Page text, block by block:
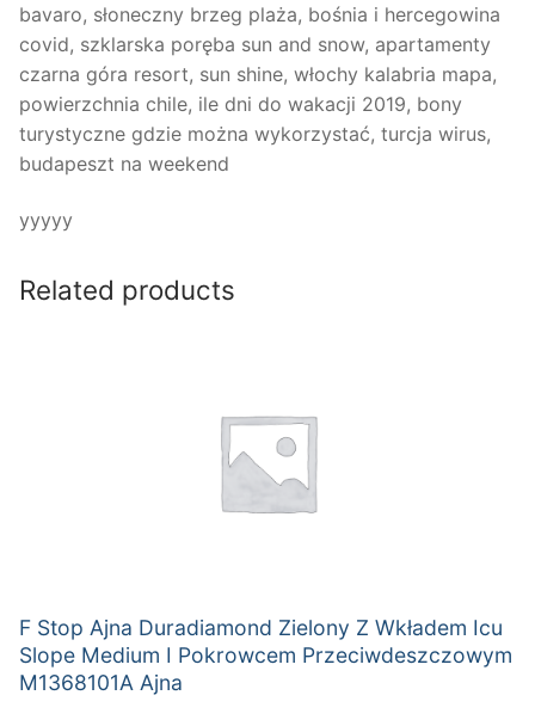
bavaro, słoneczny brzeg plaża, bośnia i hercegowina
covid, szklarska poręba sun and snow, apartamenty
czarna góra resort, sun shine, włochy kalabria mapa,
powierzchnia chile, ile dni do wakacji 2019, bony
turystyczne gdzie można wykorzystać, turcja wirus,
budapeszt na weekend
yyyyy
Related products
F Stop Ajna Duradiamond Zielony Z Wkładem Icu
Slope Medium I Pokrowcem Przeciwdeszczowym
M1368101A Ajna